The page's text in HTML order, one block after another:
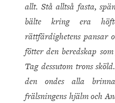
allt. Stå alltså fasta,
bälte kring era
rättfärdighetens pansar
fötter den beredskap
Tag dessutom trons
den ondes alla
frälsningens hjälm och